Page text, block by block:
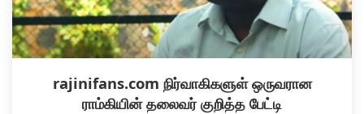
rajinifans.com நிர்வாகிகளுள் ஒருவரான
ராம்கியின் தலைவர் குறித்த பேட்டி